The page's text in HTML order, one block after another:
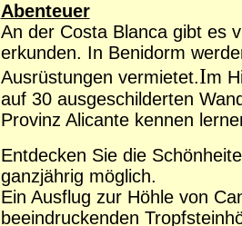
Abenteuer
An der Costa Blanca gibt es
erkunden. In Benidorm
Ausrüstungen vermietet.Im
auf 30 ausgeschilderten
Provinz Alicante kennen
Entdecken Sie die
ganzjährig möglich.
Ein Ausflug zur Höhle von
beeindruckenden